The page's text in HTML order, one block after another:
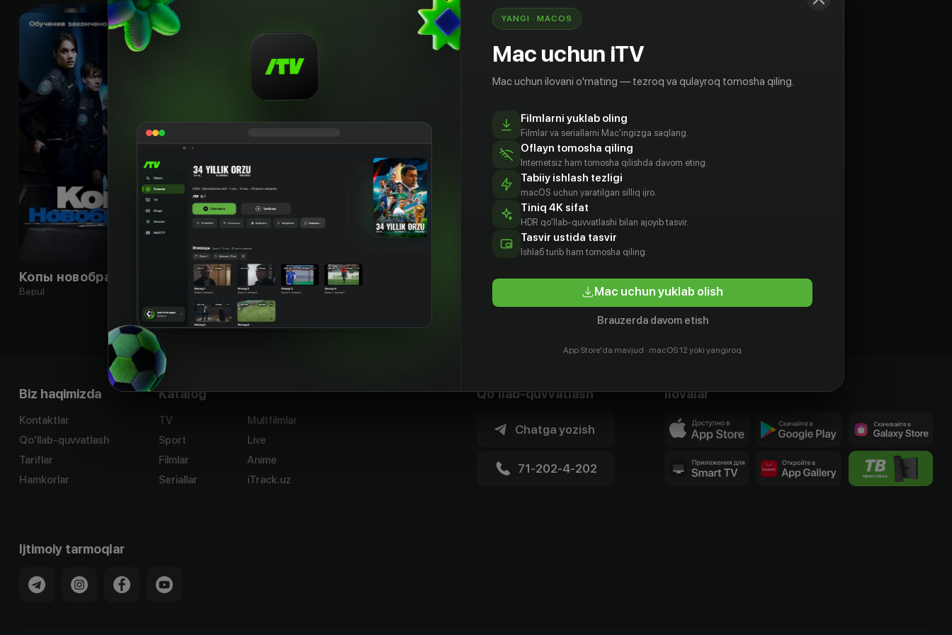
Копы новобранцы
Bepul
Biz haqimizda
Kontaktlar
Qo'llab-quvvatlash
Tariflar
Hamkorlar
Katalog
TV
Sport
Filmlar
Seriallar
Multfilmlar
Live
Anime
iTrack.uz
Qo'llab-quvvatlash
Chatga yozish
71-202-4-202
Ilovalar
Ijtimoiy tarmoqlar
YANGI · MACOS
Mac uchun iTV
Mac uchun ilovani o'rnating — tezroq va qulayroq tomosha qiling.
Filmlarni yuklab oling
Filmlar va seriallarni Mac'ingizga saqlang.
Oflayn tomosha qiling
Internetsiz ham tomosha qilishda davom eting.
Tabiiy ishlash tezligi
macOS uchun yaratilgan silliq ijro.
Tiniq 4K sifat
HDR qo'llab-quvvatlashi bilan ajoyib tasvir.
Tasvir ustida tasvir
Ishlаб turib ham tomosha qiling.
Mac uchun yuklab olish
Brauzerda davom etish
App Store'da mavjud · macOS 12 yoki yangiroq